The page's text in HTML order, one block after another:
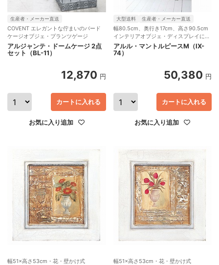
生産者・メーカー直送
COVENT エレガントな佇まいのバード
ケージオブジェ・プランツゲージ
アルジャンテ・ドームケージ 2点
セット（BL-11）
12,870 円
カートに入れる
お気に入り追加
大型送料 生産者・メーカー直送
幅80.5cm、奥行き17cm、高さ90.5cm
インテリアオブジェ・ディスプレイに
COVENT
アルル・マントルピースM（IX-
74）
50,380 円
カートに入れる
お気に入り追加
幅51×高さ53cm・花・壁かけ式 幅51×高さ53cm・花・壁かけ式